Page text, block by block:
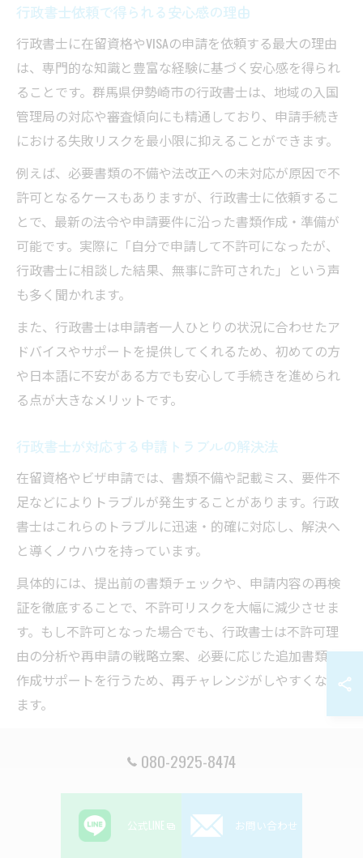
行政書士依頼で得られる安心感の理由
行政書士に在留資格やVISAの申請を依頼する最大の理由
は、専門的な知識と豊富な経験に基づく安心感を得られ
ることです。群馬県伊勢崎市の行政書士は、地域の入国
管理局の対応や審査傾向にも精通しており、申請手続き
における失敗リスクを最小限に抑えることができます。
例えば、必要書類の不備や法改正への未対応が原因で不
許可となるケースもありますが、行政書士に依頼するこ
とで、最新の法令や申請要件に沿った書類作成・準備が
可能です。実際に「自分で申請して不許可になったが、
行政書士に相談した結果、無事に許可された」という声
も多く聞かれます。
また、行政書士は申請者一人ひとりの状況に合わせたア
ドバイスやサポートを提供してくれるため、初めての方
や日本語に不安がある方でも安心して手続きを進められ
る点が大きなメリットです。
行政書士が対応する申請トラブルの解決法
在留資格やビザ申請では、書類不備や記載ミス、要件不
足などによりトラブルが発生することがあります。行政
書士はこれらのトラブルに迅速・的確に対応し、解決へ
と導くノウハウを持っています。
具体的には、提出前の書類チェックや、申請内容の再検
証を徹底することで、不許可リスクを大幅に減少させま
す。もし不許可となった場合でも、行政書士は不許可理
由の分析や再申請の戦略立案、必要に応じた追加書類の
作成サポートを行うため、再チャレンジがしやすくなり
ます。
例や外国人相談者への丁寧な対応に定評があり、相談者
080-2925-8474
公式LINE お問い合わせ